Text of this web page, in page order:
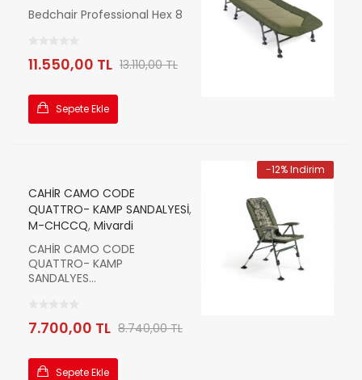
Bedchair Professional Hex 8
11.550,00 TL 13.110,00 TL
Sepete Ekle
-12% Indirim
CAHİR CAMO CODE
QUATTRO- KAMP SANDALYESİ,
M-CHCCQ,Mivardi
CAHİR CAMO CODE
QUATTRO- KAMP
SANDALYES...
7.700,00 TL 8.740,00 TL
Sepete Ekle